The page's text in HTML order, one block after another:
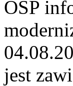
OSP
jest